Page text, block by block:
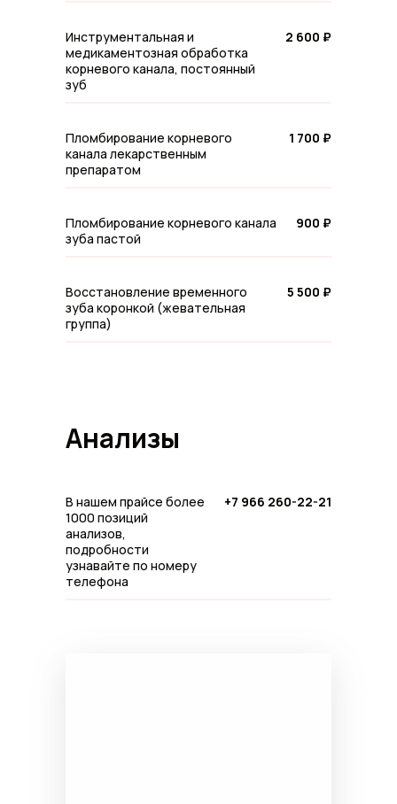
Инструментальная и
медикаментозная обработка
корневого канала, постоянный
зуб
2 600 ₽
Пломбирование корневого
канала лекарственным
препаратом
1 700 ₽
Пломбирование корневого канала
зуба пастой
900 ₽
Восстановление временного
зуба коронкой (жевательная
группа)
5 500 ₽
Записаться на прием
Анализы
В нашем прайсе более
1000 позиций
анализов,
подробности
узнавайте по номеру
телефона
+7 966 260-22-21